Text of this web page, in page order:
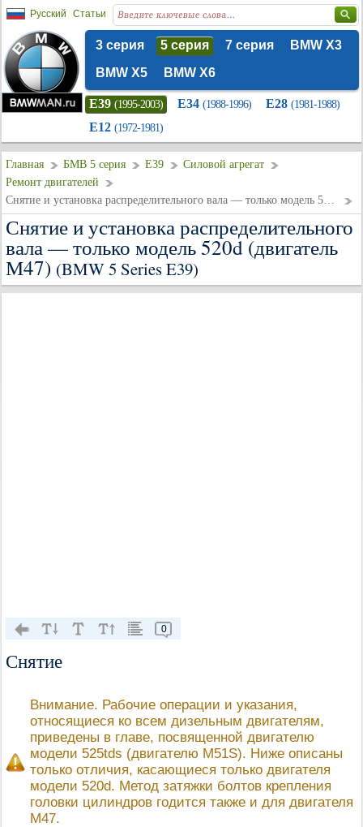
Русский Статьи
3 серия 5 серия 7 серия
BMW X3
BMW X5
BMW X6
E39 (1995-2003) E34 (1988-1996) E28 (1981-1988)
E12 (1972-1981)
Главная БМВ 5 серия E39
Силовой агрегат
Ремонт двигателей
Снятие и установка распределительного вала — только модель 520d (двигатель М47)
Снятие и установка распределительного
вала — только модель 520d (двигатель
М47) (BMW 5 Series E39)
0
Снятие
Внимание. Рабочие операции и указания,
относящиеся ко всем дизельным двигателям,
приведены в главе, посвященной двигателю
модели 525tds (двигателю M51S). Ниже описаны
только отличия, касающиеся только двигателя
модели 520d. Метод затяжки болтов крепления
головки цилиндров годится также и для двигателя
М47.